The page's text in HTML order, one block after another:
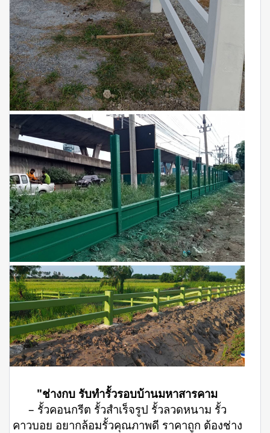
"ช่างกบ รับทำรั้วรอบบ้านมหาสารคาม
– รั้วคอนกรีต รั้วสำเร็จรูป รั้วลวดหนาม รั้ว
คาวบอย อยากล้อมรั้วคุณภาพดี ราคาถูก ต้องช่าง